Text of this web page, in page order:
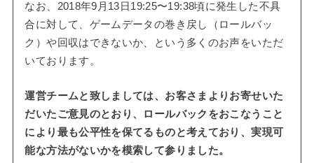
なお、2018年9月13日19:25〜19:38頃に発生した不具
合に対して、ゲームデータの巻き戻し（ロールバッ
ク）や回収はできないか、という多くのお声をいただ
いております。
運営チームと致しましては、お客さまよりお寄せいた
だいたご意見のとおり、ロールバックをおこなうこと
により最も公平性を保てるものと考えており、実現可
能な方法がないかを模索して参りました。